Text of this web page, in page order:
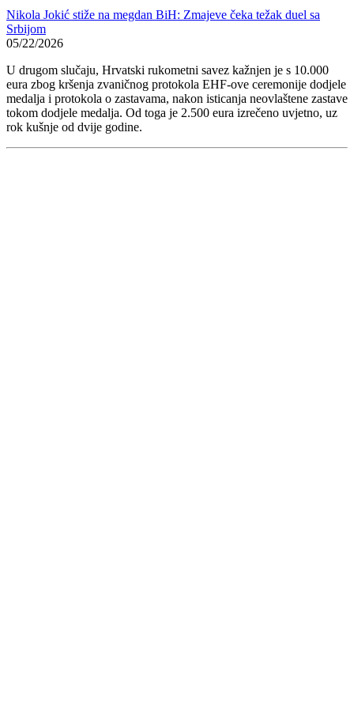
Nikola Jokić stiže na megdan BiH: Zmajeve čeka težak duel sa
Srbijom
05/22/2026
U drugom slučaju, Hrvatski rukometni savez kažnjen je s 10.000
eura zbog kršenja zvaničnog protokola EHF-ove ceremonije dodjele
medalja i protokola o zastavama, nakon isticanja neovlaštene zastave
tokom dodjele medalja. Od toga je 2.500 eura izrečeno uvjetno, uz
rok kušnje od dvije godine.